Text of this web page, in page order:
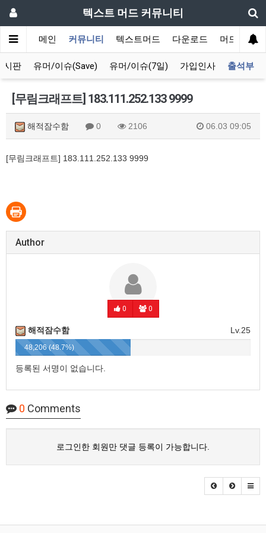
텍스트 머드 커뮤니티
메인 커뮤니티 텍스트머드 다운로드 머드 잡담
시판 유머/이슈(Save) 유머/이슈(7일) 가입인사 출석부
[무림크래프트] 183.111.252.133 9999
해적잠수함 0 2106 06.03 09:05
[무림크래프트] 183.111.252.133 9999
Author
0 0
Lv.25
해적잠수함
48,206 (48.7%)
등록된 서명이 없습니다.
0 Comments
로그인한 회원만 댓글 등록이 가능합니다.